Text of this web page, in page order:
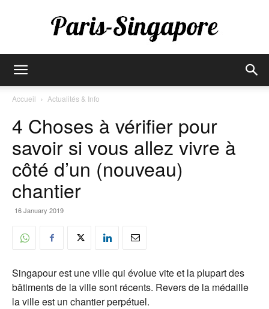
Singapore
Accueil Actualités & Info
4 Choses à vérifier pour
savoir si vous allez vivre à
côté d’un (nouveau)
chantier
16 January 2019
Singapour est une ville qui évolue vite et la plupart des
bâtiments de la ville sont récents. Revers de la médaille
la ville est un chantier perpétuel.